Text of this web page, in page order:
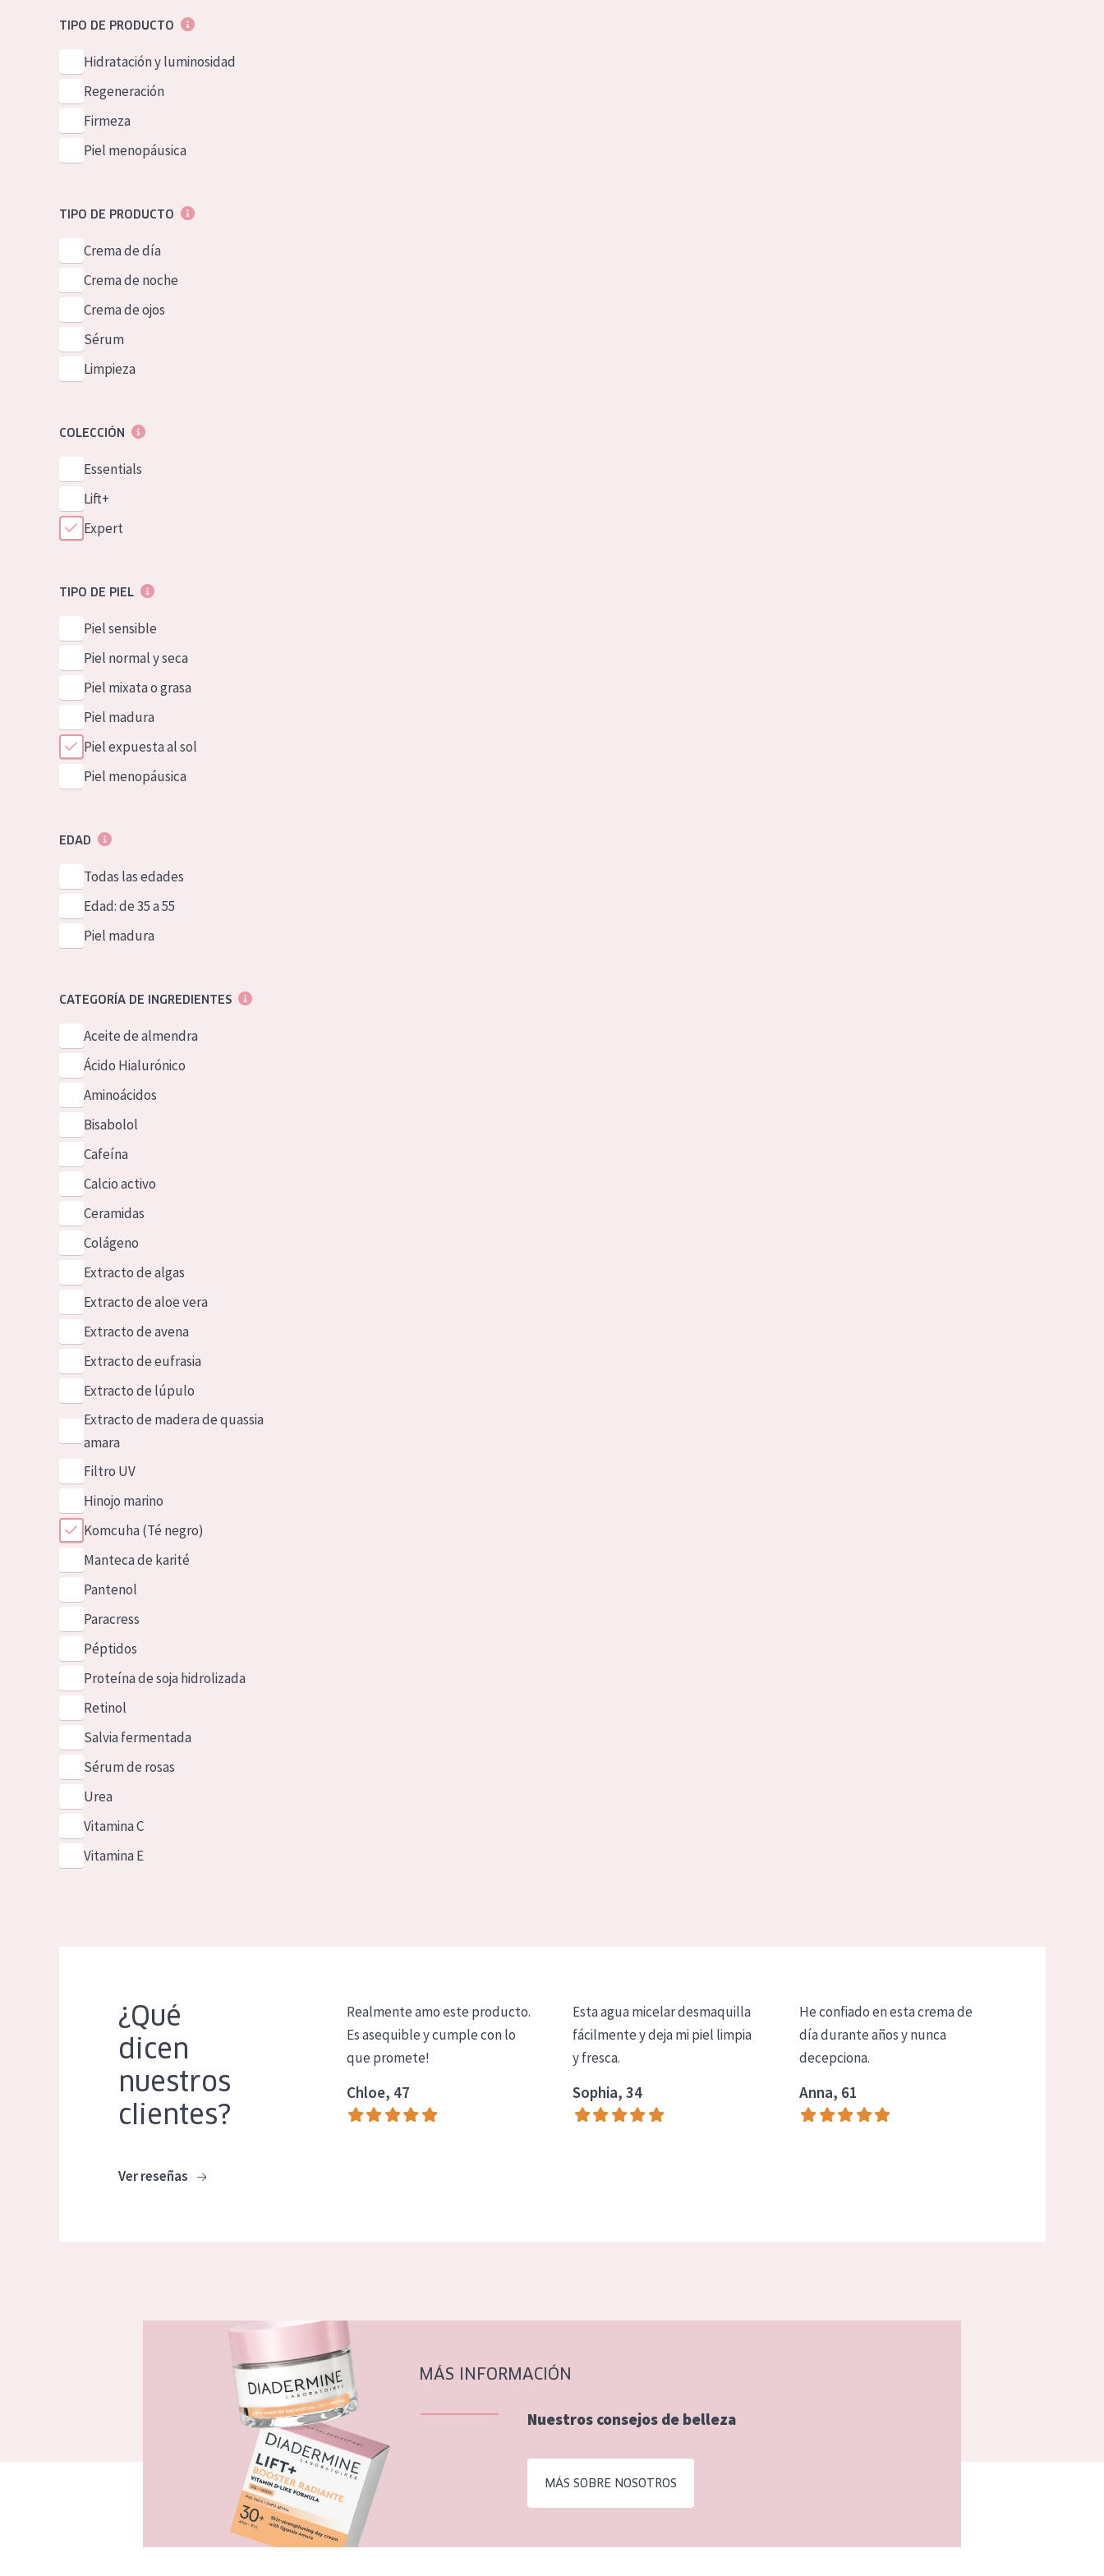
GermanTIPO DE PRODUCTO
Hidratación y luminosidad
Regeneración
Firmeza
Piel menopáusica
TIPO DE PRODUCTO
Crema de día
Crema de noche
Crema de ojos
Sérum
Limpieza
COLECCIÓN
Essentials
Lift+
Expert
TIPO DE PIEL
Piel sensible
Piel normal y seca
Piel mixata o grasa
Piel madura
Piel expuesta al sol
Piel menopáusica
EDAD
Todas las edades
Edad: de 35 a 55
Piel madura
CATEGORÍA DE INGREDIENTES
Aceite de almendra
Ácido Hialurónico
Aminoácidos
Bisabolol
Cafeína
Calcio activo
Ceramidas
Colágeno
Extracto de algas
Extracto de aloe vera
Extracto de avena
Extracto de eufrasia
Extracto de lúpulo
Extracto de madera de quassia
amara
Filtro UV
Hinojo marino
Komcuha (Té negro)
Manteca de karité
Pantenol
Paracress
Péptidos
Proteína de soja hidrolizada
Retinol
Salvia fermentada
Sérum de rosas
Urea
Vitamina C
Vitamina E
¿Qué
dicen
nuestros
clientes?
Ver reseñas
Realmente amo este producto.
Es asequible y cumple con lo
que promete!
Chloe, 47
Esta agua micelar desmaquilla
fácilmente y deja mi piel limpia
y fresca.
Sophia, 34
He confiado en esta crema de
día durante años y nunca
decepciona.
Anna, 61
MÁS INFORMACIÓN
Nuestros consejos de belleza
MÁS SOBRE NOSOTROS